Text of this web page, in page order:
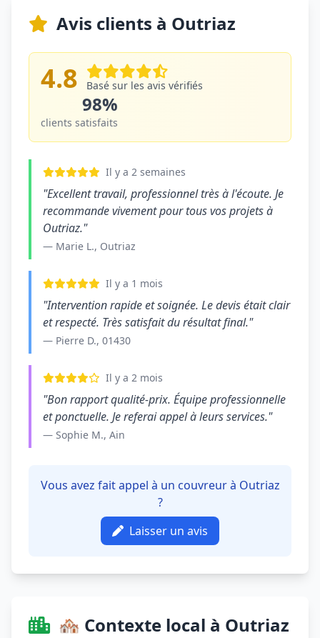
Avis clients à Outriaz
4.8 Basé sur les avis vérifiés
98%
clients satisfaits
Il y a 2 semaines
"Excellent travail, professionnel très à l'écoute. Je
recommande vivement pour tous vos projets à
Outriaz."
— Marie L., Outriaz
Il y a 1 mois
"Intervention rapide et soignée. Le devis était clair
et respecté. Très satisfait du résultat final."
— Pierre D., 01430
Il y a 2 mois
"Bon rapport qualité-prix. Équipe professionnelle
et ponctuelle. Je referai appel à leurs services."
— Sophie M., Ain
Vous avez fait appel à un couvreur à Outriaz
?
Laisser un avis
🏘️ Contexte local à Outriaz